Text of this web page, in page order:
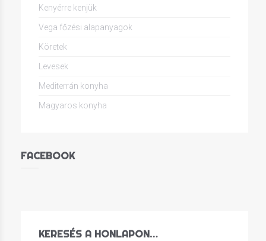
Kenyérre kenjük
Vega főzési alapanyagok
Köretek
Levesek
Mediterrán konyha
Magyaros konyha
FACEBOOK
KERESÉS A HONLAPON…